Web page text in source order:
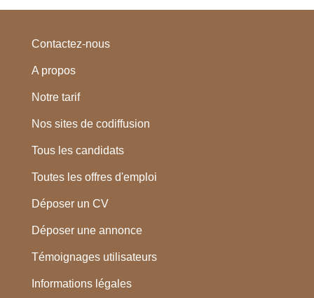
Contactez-nous
A propos
Notre tarif
Nos sites de codiffusion
Tous les candidats
Toutes les offres d'emploi
Déposer un CV
Déposer une annonce
Témoignages utilisateurs
Informations légales